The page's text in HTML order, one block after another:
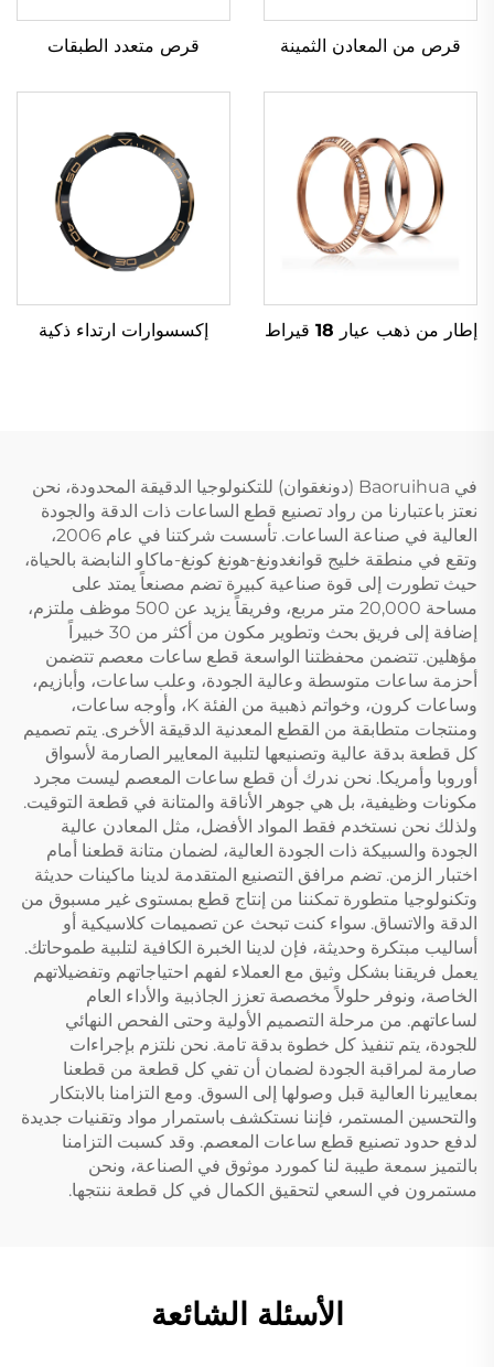
قرص من المعادن الثمينة قرص متعدد الطبقات
إطار من ذهب عيار 18 قيراط إكسسوارات ارتداء ذكية
في Baoruihua (دونغقوان) للتكنولوجيا الدقيقة المحدودة، نحن
نعتز باعتبارنا من رواد تصنيع قطع الساعات ذات الدقة والجودة
العالية في صناعة الساعات. تأسست شركتنا في عام 2006،
وتقع في منطقة خليج قوانغدونغ-هونغ كونغ-ماكاو النابضة بالحياة،
حيث تطورت إلى قوة صناعية كبيرة تضم مصنعاً يمتد على
مساحة 20,000 متر مربع، وفريقاً يزيد عن 500 موظف ملتزم،
إضافة إلى فريق بحث وتطوير مكون من أكثر من 30 خبيراً
مؤهلين. تتضمن محفظتنا الواسعة قطع ساعات معصم تتضمن
أحزمة ساعات متوسطة وعالية الجودة، وعلب ساعات، وأبازيم،
وساعات كرون، وخواتم ذهبية من الفئة K، وأوجه ساعات،
ومنتجات متطابقة من القطع المعدنية الدقيقة الأخرى. يتم تصميم
كل قطعة بدقة عالية وتصنيعها لتلبية المعايير الصارمة لأسواق
أوروبا وأمريكا. نحن ندرك أن قطع ساعات المعصم ليست مجرد
مكونات وظيفية، بل هي جوهر الأناقة والمتانة في قطعة التوقيت.
ولذلك نحن نستخدم فقط المواد الأفضل، مثل المعادن عالية
الجودة والسبيكة ذات الجودة العالية، لضمان متانة قطعنا أمام
اختبار الزمن. تضم مرافق التصنيع المتقدمة لدينا ماكينات حديثة
وتكنولوجيا متطورة تمكننا من إنتاج قطع بمستوى غير مسبوق من
الدقة والاتساق. سواء كنت تبحث عن تصميمات كلاسيكية أو
أساليب مبتكرة وحديثة، فإن لدينا الخبرة الكافية لتلبية طموحاتك.
يعمل فريقنا بشكل وثيق مع العملاء لفهم احتياجاتهم وتفضيلاتهم
الخاصة، ونوفر حلولاً مخصصة تعزز الجاذبية والأداء العام
لساعاتهم. من مرحلة التصميم الأولية وحتى الفحص النهائي
للجودة، يتم تنفيذ كل خطوة بدقة تامة. نحن نلتزم بإجراءات
صارمة لمراقبة الجودة لضمان أن تفي كل قطعة من قطعنا
بمعاييرنا العالية قبل وصولها إلى السوق. ومع التزامنا بالابتكار
والتحسين المستمر، فإننا نستكشف باستمرار مواد وتقنيات جديدة
لدفع حدود تصنيع قطع ساعات المعصم. وقد كسبت التزامنا
بالتميز سمعة طيبة لنا كمورد موثوق في الصناعة، ونحن
مستمرون في السعي لتحقيق الكمال في كل قطعة ننتجها.
الأسئلة الشائعة